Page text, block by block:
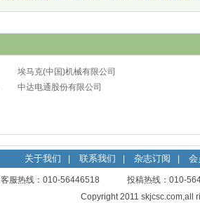
埃马克(中国)机械有限公司
太仓分公司
中达电通股份有限公司
关于我们 联系我们 杂志订阅 会
客服热线：010-56446518 投稿热线：
Copyright 2011